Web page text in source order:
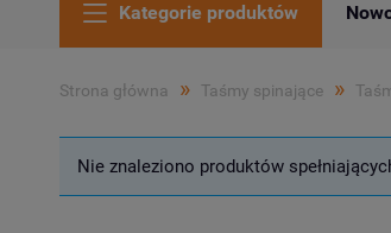
Kategorie produktów
Strona główna » Taśmy spinające »
Nie znaleziono produktów